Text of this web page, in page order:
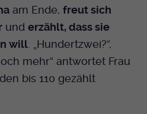
am Ende, freut sich
und erzählt, dass sie
will. „Hundertzwei?“,
mehr“ antwortet Frau
bis 110 gezählt